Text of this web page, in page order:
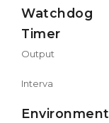
Watchdog
Timer
Output
Interva
Environment